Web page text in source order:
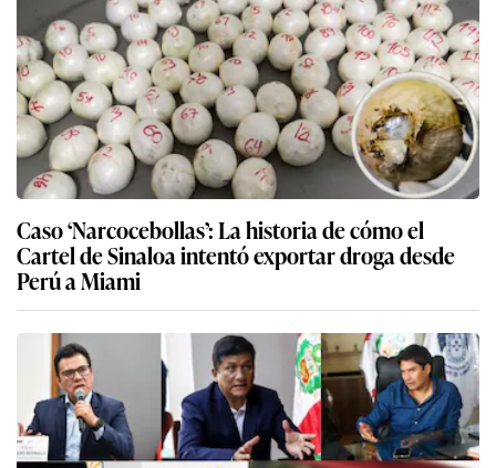
Caso ‘Narcocebollas’: La historia de cómo el
Cartel de Sinaloa intentó exportar droga desde
Perú a Miami